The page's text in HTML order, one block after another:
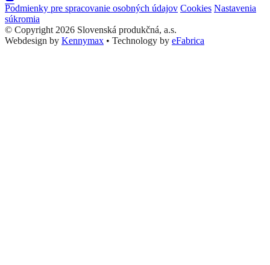
Podmienky pre spracovanie osobných údajov Cookies Nastavenia
súkromia
© Copyright 2026 Slovenská produkčná, a.s.
Webdesign by Kennymax • Technology by eFabrica